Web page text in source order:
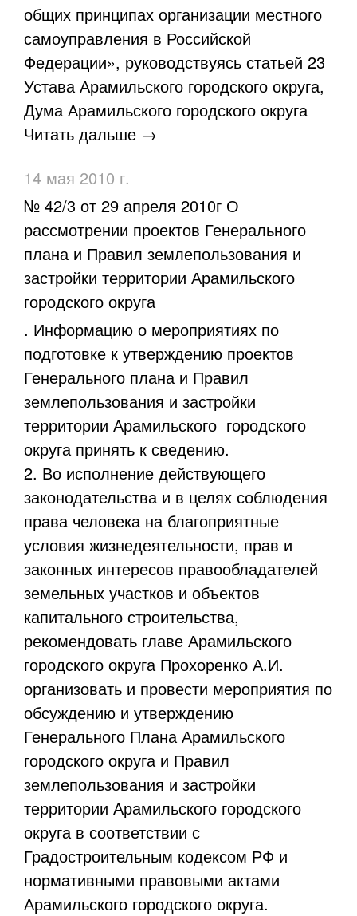
общих принципах организации местного
самоуправления в Российской
Федерации», руководствуясь статьей 23
Устава Арамильского городского округа,
Дума Арамильского городского округа
Читать дальше →
14 мая 2010 г.
№ 42/3 от 29 апреля 2010г О
рассмотрении проектов Генерального
плана и Правил землепользования и
застройки территории Арамильского
городского округа
. Информацию о мероприятиях по
подготовке к утверждению проектов
Генерального плана и Правил
землепользования и застройки
территории Арамильского городского
округа принять к сведению.
2. Во исполнение действующего
законодательства и в целях соблюдения
права человека на благоприятные
условия жизнедеятельности, прав и
законных интересов правообладателей
земельных участков и объектов
капитального строительства,
рекомендовать главе Арамильского
городского округа Прохоренко А.И.
организовать и провести мероприятия по
обсуждению и утверждению
Генерального Плана Арамильского
городского округа и Правил
землепользования и застройки
территории Арамильского городского
округа в соответствии с
Градостроительным кодексом РФ и
нормативными правовыми актами
Арамильского городского округа.